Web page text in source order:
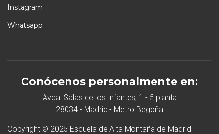
Instagram
Whatsapp
Conócenos personalmente en:
Avda. Salas de los Infantes, 1 - 5 planta
28034 - Madrid - Metro Begoña
Copyright © 2025 Escuela de Alta Montaña de Madrid